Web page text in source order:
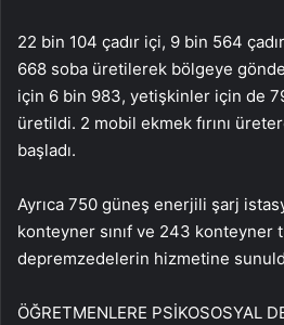
22 bin 104 çadır içi, 9 bin 564
668 soba üretilerek bölgeye
için 6 bin 983, yetişkinler için de
üretildi. 2 mobil ekmek fırını
başladı.
Ayrıca 750 güneş enerjili şarj
konteyner sınıf ve 243 konteyner
depremzedelerin hizmetine
ÖĞRETMENLERE PSİKOSOSYAL